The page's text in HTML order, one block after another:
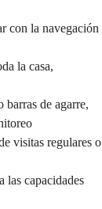
con la navegación
la casa,
barras de agarre,
visitas regulares o
las capacidades